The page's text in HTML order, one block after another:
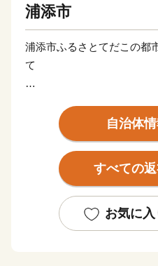
浦添市
浦添市ふるさとてだこの都
て
には、心ばかりの返礼品を
この機会にぜひ浦添市の魅
・特典の送付は浦添市外在
自治体
すべての
お気に